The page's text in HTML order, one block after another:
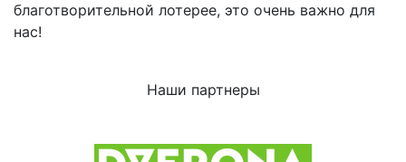
благотворительной лотерее, это очень важно для
нас!
Наши партнеры